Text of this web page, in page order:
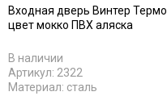
Входная дверь Винтер Термо
цвет мокко ПВХ аляска
В наличии
Артикул: 2322
Материал: сталь